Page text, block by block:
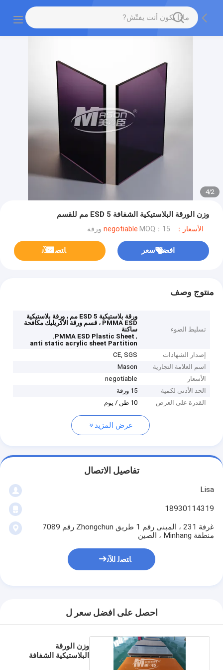
2
/
4
وزن الورقة البلاستيكية الشفافة ESD 5 مم للقسم
الأسعار：negotiable MOQ：15 ورقة
افضل سعر ﺎﺘﺼﻟ ﺍﻶﻧ
منتوج وصف
تسليط الضوء
ورقة بلاستيكية ESD 5 مم ، ورقة بلاستيكية
PMMA ESD ، قسم ورقة الاكريليك مكافحة
ساكنة
,
PMMA ESD Plastic Sheet
,
anti static acrylic sheet Partition
إصدار الشهادات
CE, SGS
اسم العلامة التجارية
Mason
الأسعار
negotiable
الحد الأدنى لكمية
15 ورقة
القدرة على العرض
10 طن / يوم
عرض المزيد
تفاصيل الاتصال
Lisa
18930114319
غرفة 231 ، المبنى رقم 1 طريق Zhongchun رقم 7089
منطقة Minhang ، الصين
ﺎﺘﺼﻟ ﺍﻶﻧ
احصل على افضل سعر ل
وزن الورقة
البلاستيكية الشفافة